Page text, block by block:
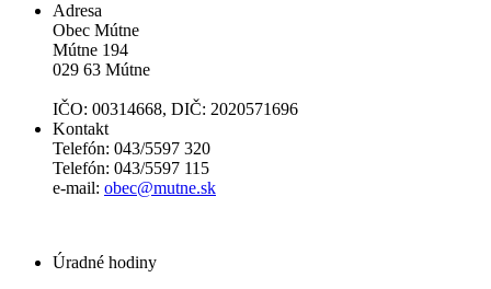
Adresa
Obec Mútne
Mútne 194
029 63 Mútne
IČO: 00314668, DIČ: 2020571696
Kontakt
Telefón: 043/5597 320
Telefón: 043/5597 115
e-mail: obec@mutne.sk
Úradné hodiny